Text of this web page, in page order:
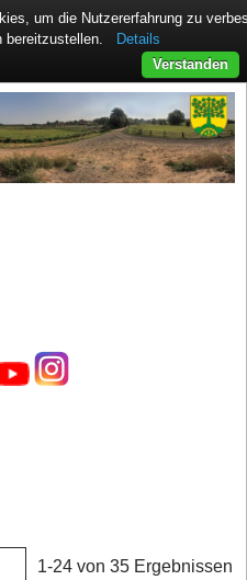
1-24 von 35 Ergebnissen
um die Nutzererfahrung zu
bereitzustellen.
Details
Verstanden